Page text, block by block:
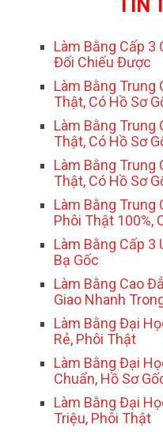
TIN
Làm Bằng Cấp 3
Đối Chiếu Được
Làm Bằng Trung
Thật, Có Hồ Sơ
Làm Bằng Trung
Thật, Có Hồ Sơ
Làm Bằng Trung
Thật, Có Hồ Sơ
Làm Bằng Trung
Phôi Thật 100%,
Làm Bằng Cấp 3
Bạ Gốc
Làm Bằng Cao
Giao Nhanh
Làm Bằng Đại
Rẻ, Phôi Thật
Làm Bằng Đại
Chuẩn, Hồ Sơ
Làm Bằng Đại
Triệu, Phôi Thật